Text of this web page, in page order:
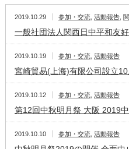
2019.10.29 参加・交流 活動報告,
一般社団法人関西日中平和友
2019.10.19 参加・交流 活動報告
宮崎貿易(上海)有限公司設立
2019.10.12 参加・交流 活動報告
第12回中秋明月祭 大阪 2019
2019.10.10 参加・交流 活動報告